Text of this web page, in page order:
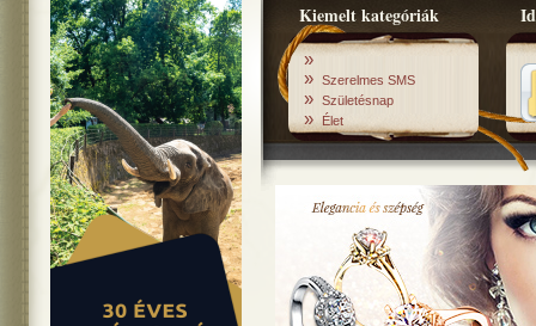
Kiemelt kategóriák
»
» Szerelmes SMS
» Születésnap
» Élet